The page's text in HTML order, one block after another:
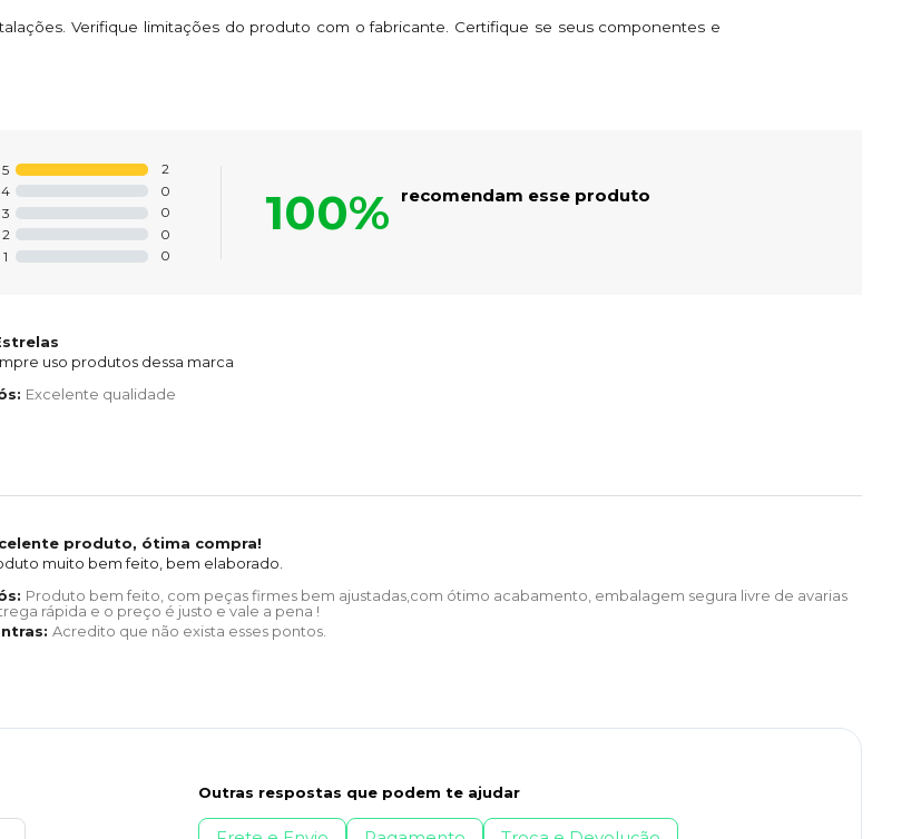
Verifique limitações do produto com o fabricante. Certifique se seus componentes e
5
2
4
0
3
0
2
0
1
0
100% recomendam esse produto
uso produtos dessa marca
Excelente qualidade
produto, ótima compra!
muito bem feito, bem elaborado.
Produto bem feito, com peças firmes bem ajustadas,com ótimo acabamento, embalagem segura livre de avarias
rápida e o preço é justo e vale a pena !
Acredito que não exista esses pontos.
Outras respostas que podem te ajudar